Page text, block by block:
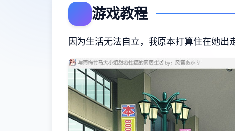
游戏教程
因为生活无法自立，我原本打算住在她出